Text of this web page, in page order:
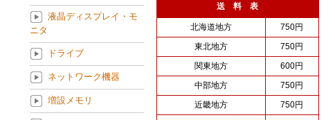
送 料 表
北海道地方
750円
東北地方
750円
関東地方
600円
中部地方
750円
近畿地方
750円
液晶ディスプレイ・モ
ニタ
ドライブ
ネットワーク機器
増設メモリ